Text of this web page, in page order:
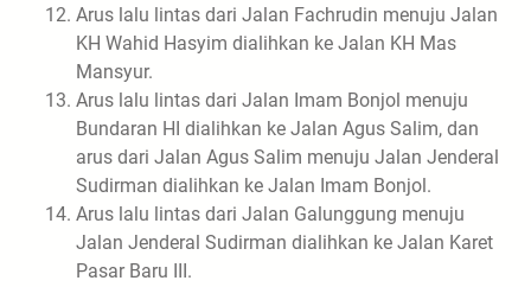
Arus lalu lintas dari Jalan Fachrudin menuju Jalan
KH Wahid Hasyim dialihkan ke Jalan KH Mas
Mansyur.
Arus lalu lintas dari Jalan Imam Bonjol menuju
Bundaran HI dialihkan ke Jalan Agus Salim, dan
arus dari Jalan Agus Salim menuju Jalan Jenderal
Sudirman dialihkan ke Jalan Imam Bonjol.
Arus lalu lintas dari Jalan Galunggung menuju
Jalan Jenderal Sudirman dialihkan ke Jalan Karet
Pasar Baru III.